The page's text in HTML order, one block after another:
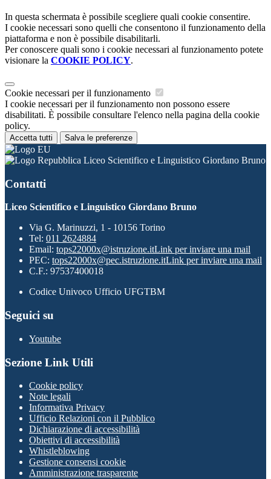
In questa schermata è possibile scegliere quali cookie consentire.
I cookie necessari sono quelli che consentono il funzionamento della
piattaforma e non è possibile disabilitarli.
Per conoscere quali sono i cookie necessari al funzionamento potete
visionare la COOKIE POLICY.
Cookie necessari per il funzionamento
I cookie necessari per il funzionamento non possono essere
disabilitati. È possibile consultare l'elenco nella pagina della cookie
policy.
Accetta tutti Salva le preferenze
Liceo Scientifico e Linguistico Giordano Bruno
Contatti
Liceo Scientifico e Linguistico Giordano Bruno
Via G. Marinuzzi, 1 - 10156 Torino
Tel: 011 2624884
Email: tops22000x@istruzione.itLink per inviare una mail
PEC: tops22000x@pec.istruzione.itLink per inviare una mail
C.F.: 97537400018
Codice Univoco Ufficio UFGTBM
Seguici su
Youtube
Sezione Link Utili
Cookie policy
Note legali
Informativa Privacy
Ufficio Relazioni con il Pubblico
Dichiarazione di accessibilità
Obiettivi di accessibilità
Whistleblowing
Gestione consensi cookie
Amministrazione trasparente